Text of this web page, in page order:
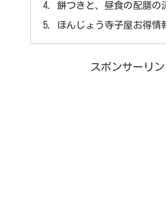
餅つきと、昼食の配膳の
ほんじょう寺子屋お得情
スポンサーリン